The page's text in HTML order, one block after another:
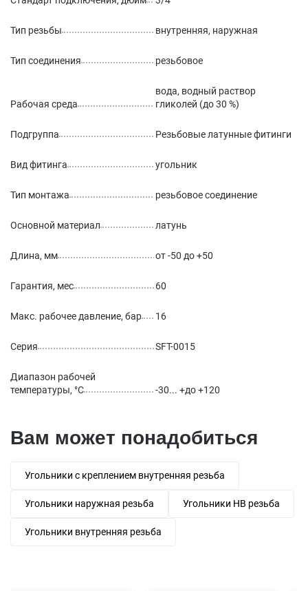
Тип резьбы внутренняя, наружная
Тип соединения резьбовое
Рабочая среда
вода, водный раствор
гликолей (до 30 %)
Подгруппа Резьбовые латунные фитинги
Вид фитинга угольник
Тип монтажа резьбовое соединение
Основной материал латунь
Длина, мм от -50 до +50
Гарантия, мес 60
Макс. рабочее давление, бар 16
Серия SFT-0015
Диапазон рабочей
температуры, °С
-30... +до +120
Вам может понадобиться
Угольники с креплением внутренняя резьба
Угольники наружная резьба Угольники НВ резьба
Угольники внутренняя резьба